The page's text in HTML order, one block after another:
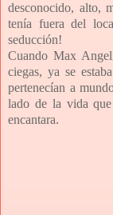
desconocido, alto,
tenía fuera del
seducción!
Cuando Max
ciegas, ya se
pertenecían a
lado de la vida
encantara.